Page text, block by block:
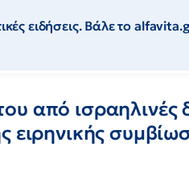
ειδήσεις. Βάλε το
από ισραηλινές
ειρηνικής